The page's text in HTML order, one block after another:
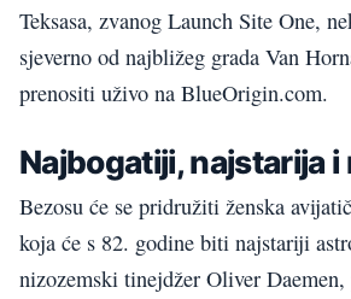
Teksasa, zvanog Launch Site One,
sjeverno od najbližeg grada Van
prenositi uživo na BlueOrigin.com.
Najbogatiji, najstarija i
Bezosu će se pridružiti ženska
koja će s 82. godine biti najstariji
nizozemski tinejdžer Oliver